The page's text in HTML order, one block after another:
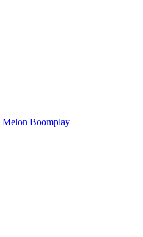
Melon Boomplay